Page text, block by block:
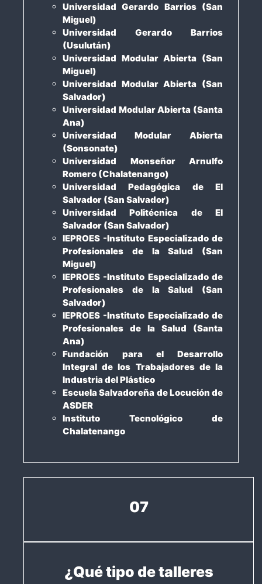
Universidad Gerardo Barrios (San
Miguel)
Universidad Gerardo Barrios
(Usulután)
Universidad Modular Abierta (San
Miguel)
Universidad Modular Abierta (San
Salvador)
Universidad Modular Abierta (Santa
Ana)
Universidad Modular Abierta
(Sonsonate)
Universidad Monseñor Arnulfo
Romero (Chalatenango)
Universidad Pedagógica de El
Salvador (San Salvador)
Universidad Politécnica de El
Salvador (San Salvador)
IEPROES -Instituto Especializado de
Profesionales de la Salud (San
Miguel)
IEPROES -Instituto Especializado de
Profesionales de la Salud (San
Salvador)
IEPROES -Instituto Especializado de
Profesionales de la Salud (Santa
Ana)
Fundación para el Desarrollo
Integral de los Trabajadores de la
Industria del Plástico
Escuela Salvadoreña de Locución de
ASDER
Instituto Tecnológico de
Chalatenango
07
¿Qué tipo de talleres